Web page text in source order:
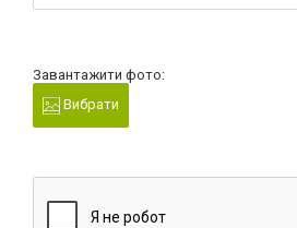
Завантажити фото:
Вибрати